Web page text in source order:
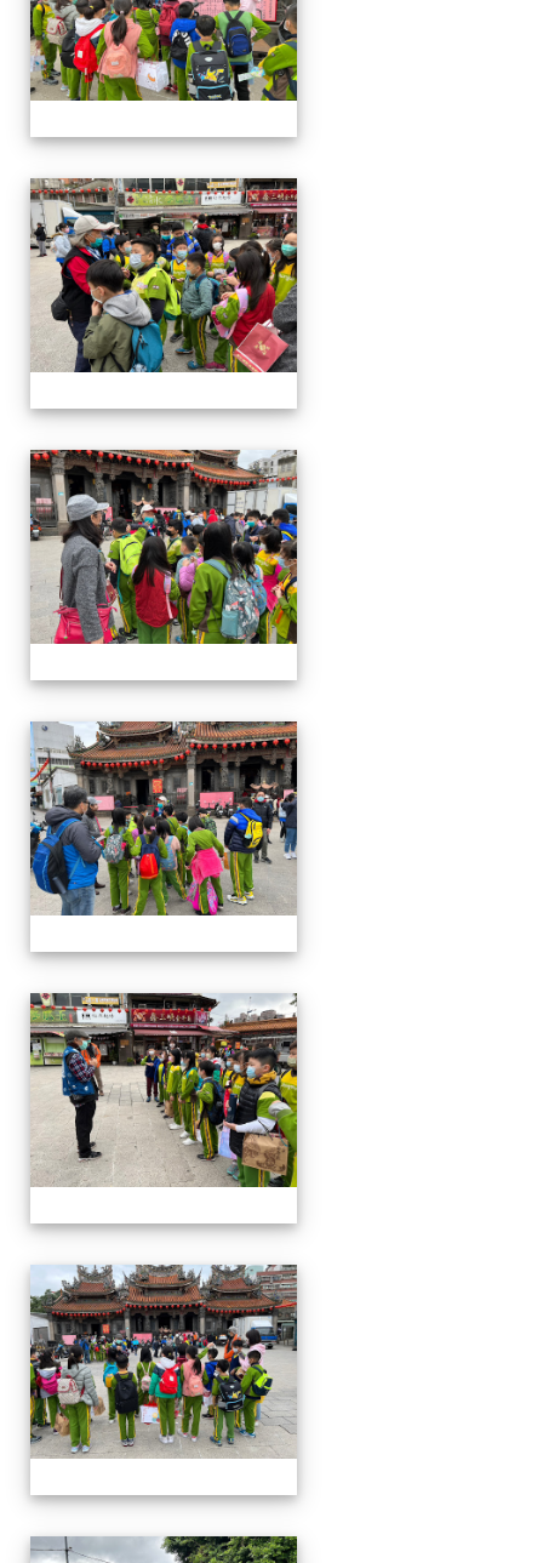
四年級戶外教學~20230117
四年級戶外教學~20230117
四年級戶外教學~20230117
四年級戶外教學~20230117
四年級戶外教學~20230117
四年級戶外教學~20230117